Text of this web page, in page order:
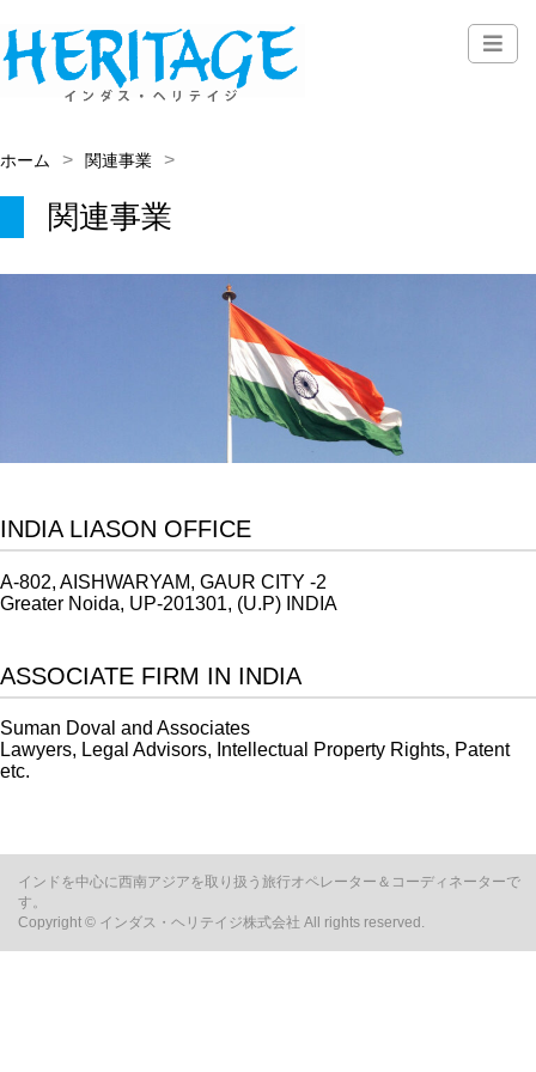
ホーム 関連事業
関連事業
INDIA LIASON OFFICE
A-802, AISHWARYAM, GAUR CITY -2
Greater Noida, UP-201301, (U.P) INDIA
ASSOCIATE FIRM IN INDIA
Suman Doval and Associates
Lawyers, Legal Advisors, Intellectual Property Rights, Patent
etc.
インドを中心に西南アジアを取り扱う旅行オペレーター＆コーディネーターで
す。
Copyright © インダス・ヘリテイジ株式会社 All rights reserved.